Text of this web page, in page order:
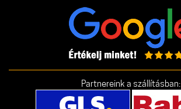
Partnereink a szállításban: